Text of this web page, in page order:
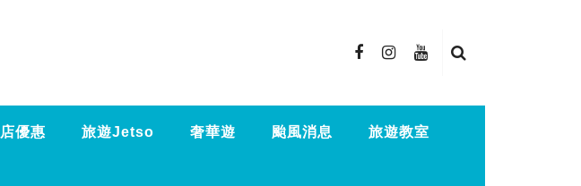
優惠 旅遊Jetso 奢華遊 颱風消息 旅遊教室